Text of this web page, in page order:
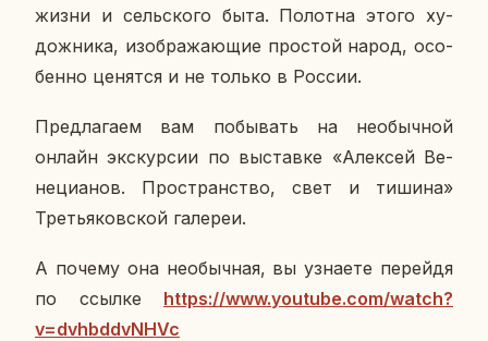
жизни и сель­ско­го быта. По­лот­на этого ху­
дож­ни­ка, изоб­ра­жа­ю­щие про­стой народ, осо­
бен­но це­нят­ся и не только в России.
Пред­ла­га­ем вам по­бы­вать на необыч­ной
онлайн экс­кур­сии по вы­став­ке «Алек­сей Ве­
не­ци­а­нов. Про­стран­ство, свет и тишина»
Тре­тья­ков­ской га­ле­реи.
А почему она необыч­ная, вы узна­е­те пе­рей­дя
по ссылке https://www.youtube.com/watch?
v=dvhbddvNHVc